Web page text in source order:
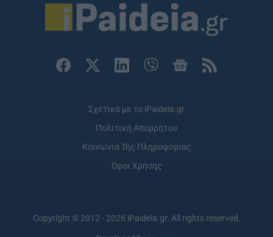
Σχετικά με το iPaideia.gr
Πολιτική Απορρήτου
Κοινωνία Της Πληροφορίας
Όροι Χρήσης
Copyright © 2012 - 2026 iPaideia.gr. All rights reserved.